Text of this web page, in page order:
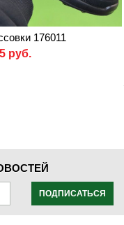
176011
руб.
ПОДПИСАТЬСЯ